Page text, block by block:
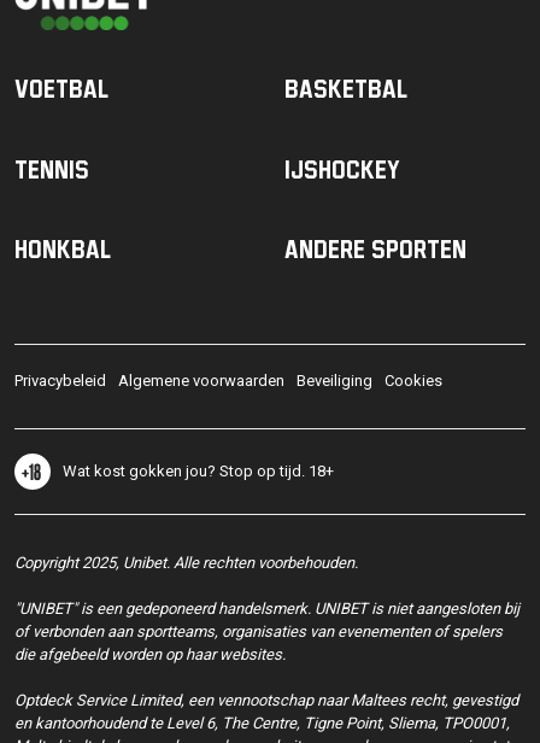
Voetbal Basketbal
Tennis IJshockey
Honkbal Andere sporten
Privacybeleid Algemene voorwaarden Beveiliging Cookies
Wat kost gokken jou? Stop op tijd. 18+
Copyright 2025, Unibet. Alle rechten voorbehouden.
"UNIBET" is een gedeponeerd handelsmerk. UNIBET is niet aangesloten bij
of verbonden aan sportteams, organisaties van evenementen of spelers
die afgebeeld worden op haar websites.
Optdeck Service Limited, een vennootschap naar Maltees recht, gevestigd
en kantoorhoudend te Level 6, The Centre, Tigne Point, Sliema, TPO0001,